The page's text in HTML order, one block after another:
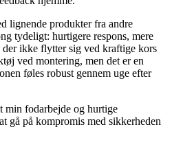
lignende produkter fra andre
tydeligt: hurtigere respons, mere
der ikke flytter sig ved kraftige kors
ved montering, men det er en
føles robust gennem uge efter
min fodarbejde og hurtige
gå på kompromis med sikkerheden